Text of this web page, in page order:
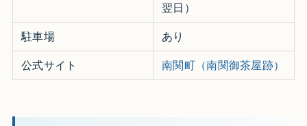
翌日）
駐車場 あり
公式サイト 南関町（南関御茶屋跡）